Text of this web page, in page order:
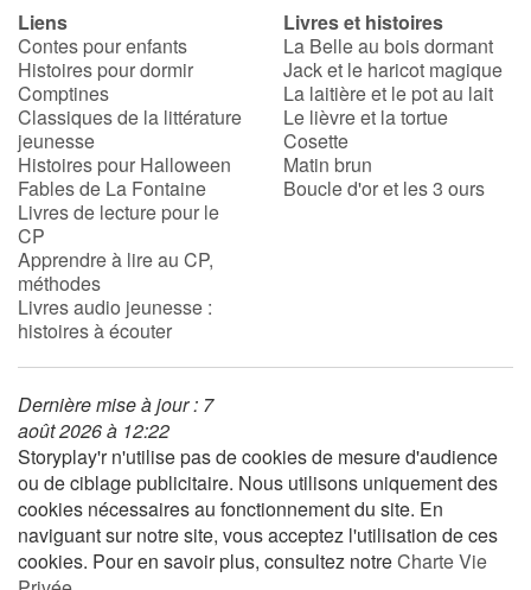
Liens
Contes pour enfants
Histoires pour dormir
Comptines
Classiques de la littérature
jeunesse
Histoires pour Halloween
Fables de La Fontaine
Livres de lecture pour le
CP
Apprendre à lire au CP,
méthodes
Livres audio jeunesse :
histoires à écouter
Livres et histoires
La Belle au bois dormant
Jack et le haricot magique
La laitière et le pot au lait
Le lièvre et la tortue
Cosette
Matin brun
Boucle d'or et les 3 ours
Dernière mise à jour : 7
août 2026 à 12:22
Storyplay'r n'utilise pas de cookies de mesure d'audience
ou de ciblage publicitaire. Nous utilisons uniquement des
cookies nécessaires au fonctionnement du site. En
naviguant sur notre site, vous acceptez l'utilisation de ces
cookies. Pour en savoir plus, consultez notreCharte Vie